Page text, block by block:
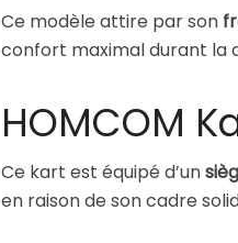
Ce modèle attire par son
confort maximal durant la
HOMCOM
Ce kart est équipé d’un
en raison de son cadre